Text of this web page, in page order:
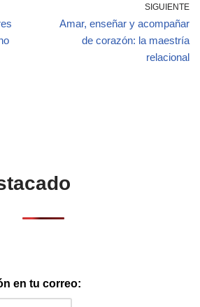
SIGUIENTE
Amar, enseñar y acompañar
de corazón: la maestría
relacional
en tu correo: